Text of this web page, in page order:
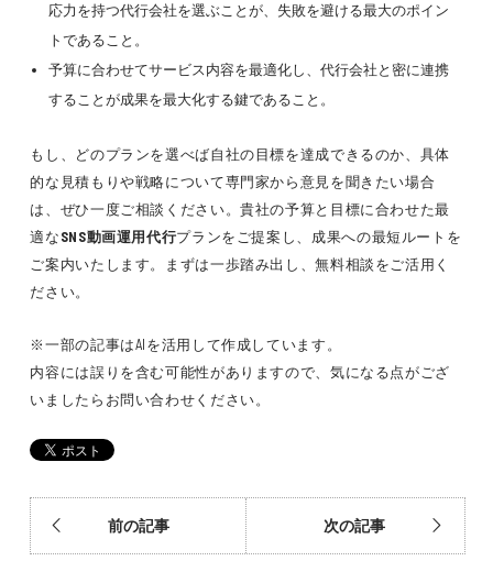
応力を持つ代行会社を選ぶことが、失敗を避ける最大のポイン
トであること。
予算に合わせてサービス内容を最適化し、代行会社と密に連携
することが成果を最大化する鍵であること。
もし、どのプランを選べば自社の目標を達成できるのか、具体
的な見積もりや戦略について専門家から意見を聞きたい場合
は、ぜひ一度ご相談ください。貴社の予算と目標に合わせた最
適なSNS動画運用代行プランをご提案し、成果への最短ルートを
ご案内いたします。まずは一歩踏み出し、無料相談をご活用く
ださい。
※一部の記事はAIを活用して作成しています。
内容には誤りを含む可能性がありますので、気になる点がござ
いましたらお問い合わせください。
前の記事 次の記事